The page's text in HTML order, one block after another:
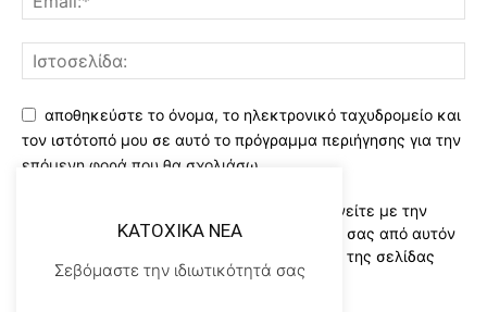
αποθηκεύστε το όνομα, το ηλεκτρονικό ταχυδρομείο και
τον ιστότοπό μου σε αυτό το πρόγραμμα περιήγησης για την
επόμενη φορά που θα σχολιάσω.
Χρησιμοποιώντας αυτό το έντυπο συμφωνείτε με την
αποθήκευση και χειρισμό των δεδομένων σας από αυτόν
τον ιστότοπο..Διαβάστε του ορους χρήσης της σελίδας
μας*
KATOXIKA NEA
Σεβόμαστε την ιδιωτικότητά σας